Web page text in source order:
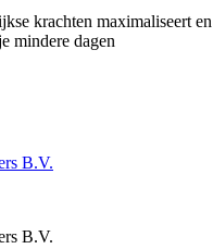
krachten maximaliseert
mindere dagen
B.V.
B.V.